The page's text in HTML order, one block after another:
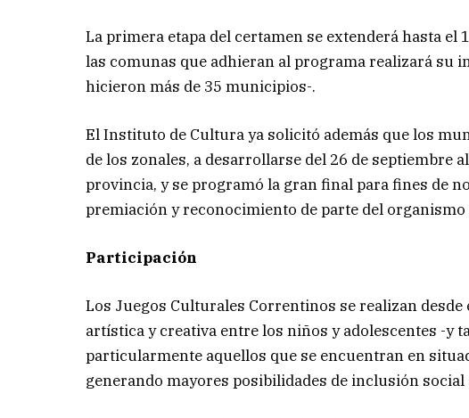
La primera etapa del certamen se extenderá hasta el
las comunas que adhieran al programa realizará su
hicieron más de 35 municipios-.
El Instituto de Cultura ya solicitó además que los
de los zonales, a desarrollarse del 26 de septiembre
provincia, y se programó la gran final para fines de
premiación y reconocimiento de parte del
Participación
Los Juegos Culturales Correntinos se realizan
artística y creativa entre los niños y adolescentes -y
particularmente aquellos que se encuentran en
generando mayores posibilidades de inclusión social